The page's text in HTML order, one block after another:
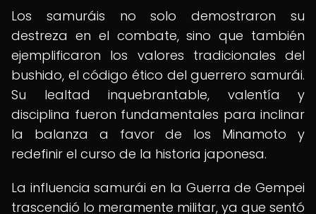
Los samuráis no solo demostraron su
destreza en el combate, sino que también
ejemplificaron los valores tradicionales del
bushido, el código ético del guerrero samurái.
Su lealtad inquebrantable, valentía y
disciplina fueron fundamentales para inclinar
la balanza a favor de los Minamoto y
redefinir el curso de la historia japonesa.
La influencia samurái en la Guerra de Gempei
trascendió lo meramente militar, ya que sentó